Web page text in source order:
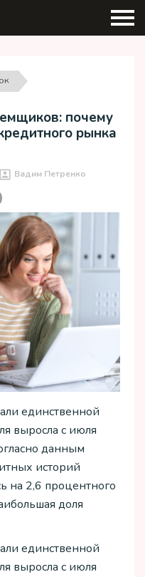
почему
рынка
Вадим Петренко
единственной
выросла с июля
данным
историй
на 2,6 процентного
доля
единственной
выросла с июля